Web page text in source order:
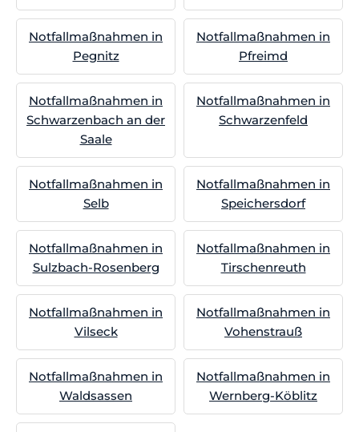
Notfallmaßnahmen in
Pegnitz
Notfallmaßnahmen in
Pfreimd
Notfallmaßnahmen in
Schwarzenbach an der
Saale
Notfallmaßnahmen in
Schwarzenfeld
Notfallmaßnahmen in
Selb
Notfallmaßnahmen in
Speichersdorf
Notfallmaßnahmen in
Sulzbach-Rosenberg
Notfallmaßnahmen in
Tirschenreuth
Notfallmaßnahmen in
Vilseck
Notfallmaßnahmen in
Vohenstrauß
Notfallmaßnahmen in
Waldsassen
Notfallmaßnahmen in
Wernberg-Köblitz